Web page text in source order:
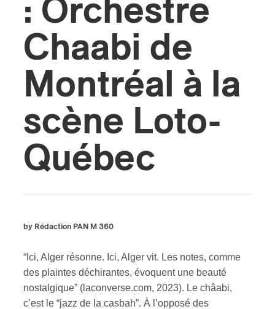
: Orchestre
Chaabi de
Montréal à la
scène Loto-
Québec
by Rédaction PAN M 360
“Ici, Alger résonne. Ici, Alger vit. Les notes, comme
des plaintes déchirantes, évoquent une beauté
nostalgique” (laconverse.com, 2023). Le châabi,
c’est le “jazz de la casbah”. À l’opposé des